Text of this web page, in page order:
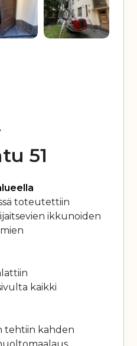
51
toteutettiin
ikkunoiden
kaikki
tehtiin kahden